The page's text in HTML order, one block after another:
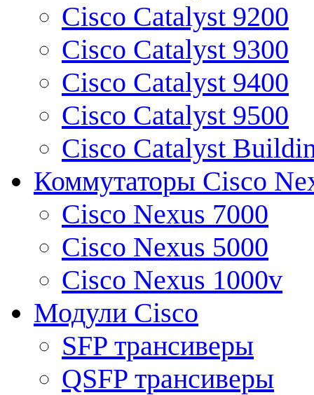
Cisco Catalyst 9200
Cisco Catalyst 9300
Cisco Catalyst 9400
Cisco Catalyst 9500
Cisco Catalyst
Коммутаторы Cisco
Cisco Nexus 7000
Cisco Nexus 5000
Cisco Nexus 1000v
Модули Cisco
SFP трансиверы
QSFP трансиверы